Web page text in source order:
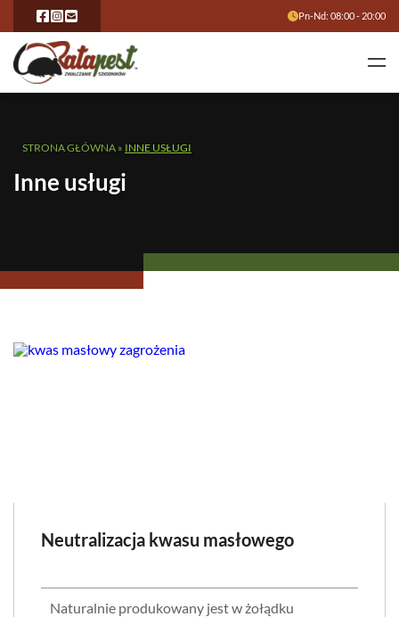
Pn-Nd: 08:00 - 20:00
STRONA GŁÓWNA » INNE USŁUGI
Inne usługi
Neutralizacja kwasu masłowego
Naturalnie produkowany jest w żołądku